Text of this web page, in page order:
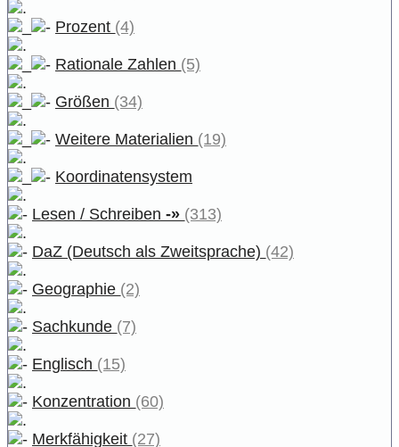
Prozent (4)
Rationale Zahlen (5)
Größen (34)
Weitere Materialien (19)
Koordinatensystem
Lesen / Schreiben -» (313)
DaZ (Deutsch als Zweitsprache) (42)
Geographie (2)
Sachkunde (7)
Englisch (15)
Konzentration (60)
Merkfähigkeit (27)